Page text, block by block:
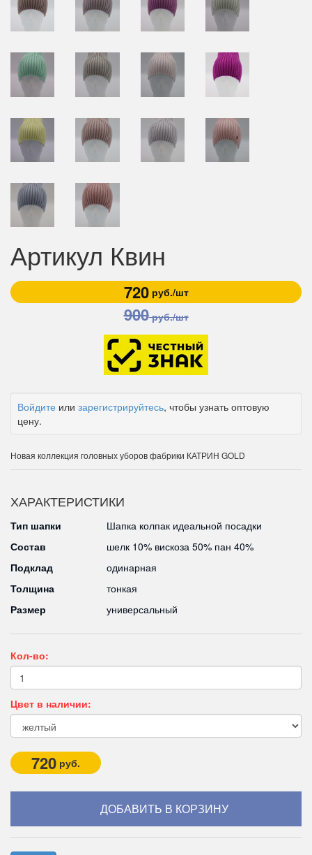
Артикул Квин
720руб./шт
900руб./шт
Войдите или зарегистрируйтесь, чтобы узнать оптовую
цену.
Новая коллекция головных уборов фабрики КАТРИН GOLD
ХАРАКТЕРИСТИКИ
Тип шапки
Шапка колпак идеальной посадки
Состав
шелк 10% вискоза 50% пан 40%
Подклад
одинарная
Толщина
тонкая
Размер
универсальный
Кол-во:
Цвет в наличии:
720 руб.